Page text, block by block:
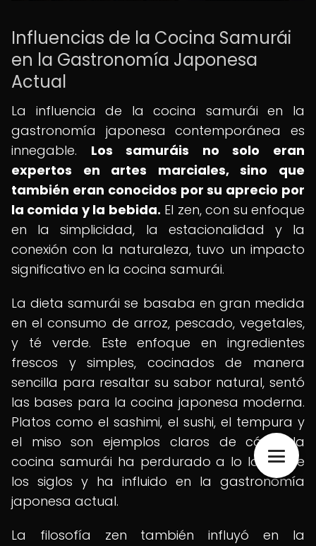
Influencias de la Cocina Samurái
en la Gastronomía Japonesa
Actual
La influencia de la cocina samurái en la
gastronomía japonesa contemporánea es
innegable. Los samuráis no solo eran
expertos en artes marciales, sino que
también eran conocidos por su aprecio por
la comida y la bebida. El zen, con su enfoque
en la simplicidad, la estacionalidad y la
conexión con la naturaleza, tuvo un impacto
significativo en la cocina samurái.
La dieta samurái se basaba en gran medida
en el consumo de arroz, pescado, vegetales,
y té verde. Este enfoque en ingredientes
frescos y simples, cocinados de manera
sencilla para resaltar su sabor natural, sentó
las bases para la cocina japonesa moderna.
Platos como el sashimi, el sushi, el tempura y
el miso son ejemplos claros de cómo la
cocina samurái ha perdurado a lo largo de
los siglos y ha influido en la gastronomía
japonesa actual.
La filosofía zen también influyó en la